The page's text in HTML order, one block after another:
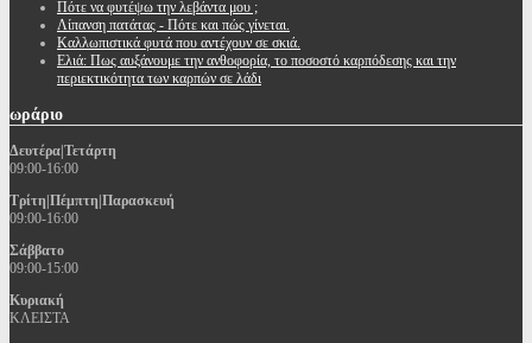
Πότε να φυτέψω την λεβάντα μου ;
Λίπανση πατάτας - Πότε και πώς γίνεται.
Καλλωπιστικά φυτά που αντέχουν σε σκιά.
Ελιά: Πως αυξάνουμε την ανθοφορία, το ποσοστό καρπόδεσης και την
περιεκτικότητα των καρπών σε λάδι
ωράριο
Δευτέρα|Τετάρτη
09:00-16:00
Τρίτη|Πέμπτη|Παρασκευή
09:00-16:00
Σάββατο
09:00-15:00
Κυριακή
ΚΛΕΙΣΤΑ